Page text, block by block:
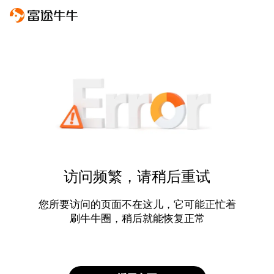
访问频繁，请稍后重试
您所要访问的页面不在这儿，它可能正忙着
刷牛牛圈，稍后就能恢复正常